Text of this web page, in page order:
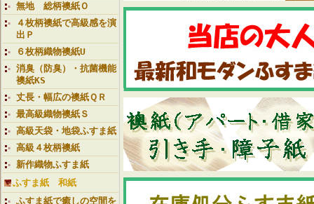
無地 総柄襖紙Ｏ
４枚柄襖紙で高級感を演
出Ｐ
６枚柄織物襖紙U
消臭（防臭）・抗菌機能
襖紙KS
丈長・幅広の襖紙ＱＲ
最高級織物襖紙Ｓ
高級天袋・地袋ふすま紙
高級４枚柄襖紙
新作織物ふすま紙
ふすま紙 和紙
ふすま紙で癒しの空間を